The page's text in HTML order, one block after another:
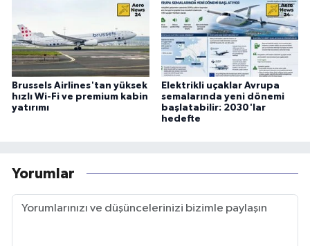
Brussels Airlines'tan yüksek
hızlı Wi-Fi ve premium kabin
yatırımı
Elektrikli uçaklar Avrupa
semalarında yeni dönemi
başlatabilir: 2030'lar
hedefte
Yorumlar